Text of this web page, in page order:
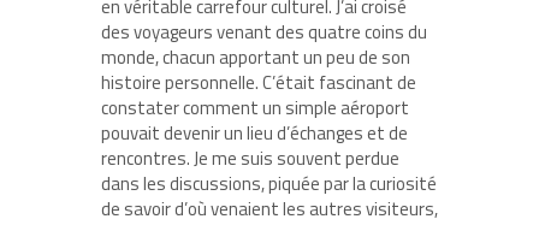
en véritable carrefour culturel. J’ai croisé
des voyageurs venant des quatre coins du
monde, chacun apportant un peu de son
histoire personnelle. C’était fascinant de
constater comment un simple aéroport
pouvait devenir un lieu d’échanges et de
rencontres. Je me suis souvent perdue
dans les discussions, piquée par la curiosité
de savoir d’où venaient les autres visiteurs,